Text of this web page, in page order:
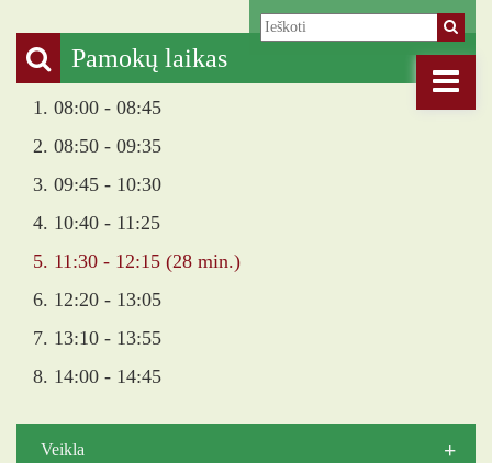
Pamokų laikas
1. 08:00 - 08:45
2. 08:50 - 09:35
3. 09:45 - 10:30
4. 10:40 - 11:25
5. 11:30 - 12:15 (28 min.)
6. 12:20 - 13:05
7. 13:10 - 13:55
8. 14:00 - 14:45
+
Veikla